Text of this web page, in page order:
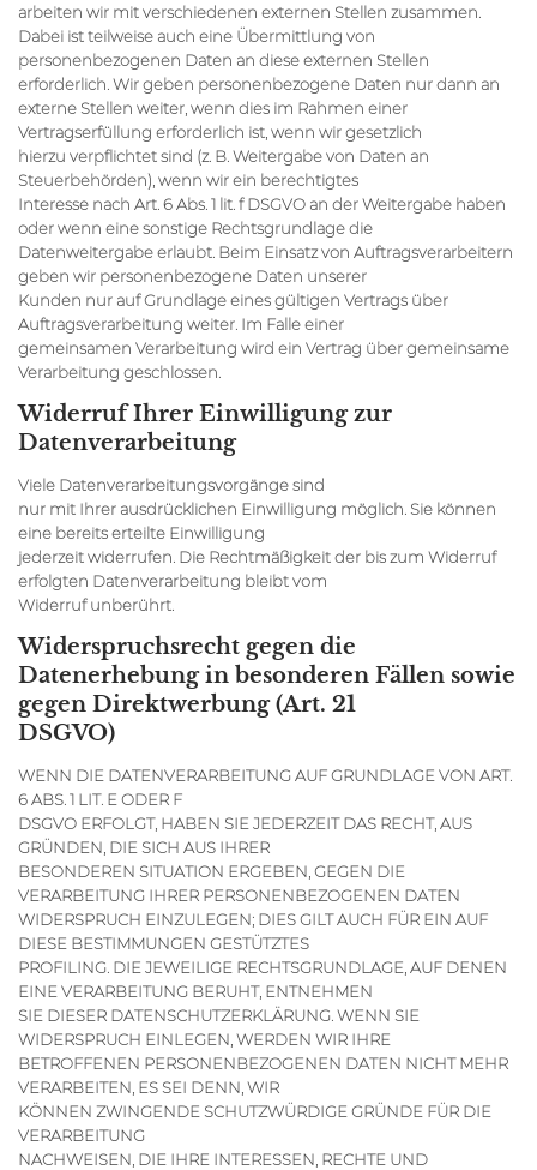
arbeiten wir mit verschiedenen externen Stellen zusammen.
Dabei ist teilweise auch eine Übermittlung von
personenbezogenen Daten an diese externen Stellen
erforderlich. Wir geben personenbezogene Daten nur dann an
externe Stellen weiter, wenn dies im Rahmen einer
Vertragserfüllung erforderlich ist, wenn wir gesetzlich
hierzu verpflichtet sind (z. B. Weitergabe von Daten an
Steuerbehörden), wenn wir ein berechtigtes
Interesse nach Art. 6 Abs. 1 lit. f DSGVO an der Weitergabe haben
oder wenn eine sonstige Rechtsgrundlage die
Datenweitergabe erlaubt. Beim Einsatz von Auftragsverarbeitern
geben wir personenbezogene Daten unserer
Kunden nur auf Grundlage eines gültigen Vertrags über
Auftragsverarbeitung weiter. Im Falle einer
gemeinsamen Verarbeitung wird ein Vertrag über gemeinsame
Verarbeitung geschlossen.
Widerruf Ihrer Einwilligung zur
Datenverarbeitung
Viele Datenverarbeitungsvorgänge sind
nur mit Ihrer ausdrücklichen Einwilligung möglich. Sie können
eine bereits erteilte Einwilligung
jederzeit widerrufen. Die Rechtmäßigkeit der bis zum Widerruf
erfolgten Datenverarbeitung bleibt vom
Widerruf unberührt.
Widerspruchsrecht gegen die
Datenerhebung in besonderen Fällen sowie
gegen Direktwerbung (Art. 21
DSGVO)
WENN DIE DATENVERARBEITUNG AUF GRUNDLAGE VON ART.
6 ABS. 1 LIT. E ODER F
DSGVO ERFOLGT, HABEN SIE JEDERZEIT DAS RECHT, AUS
GRÜNDEN, DIE SICH AUS IHRER
BESONDEREN SITUATION ERGEBEN, GEGEN DIE
VERARBEITUNG IHRER PERSONENBEZOGENEN DATEN
WIDERSPRUCH EINZULEGEN; DIES GILT AUCH FÜR EIN AUF
DIESE BESTIMMUNGEN GESTÜTZTES
PROFILING. DIE JEWEILIGE RECHTSGRUNDLAGE, AUF DENEN
EINE VERARBEITUNG BERUHT, ENTNEHMEN
SIE DIESER DATENSCHUTZERKLÄRUNG. WENN SIE
WIDERSPRUCH EINLEGEN, WERDEN WIR IHRE
BETROFFENEN PERSONENBEZOGENEN DATEN NICHT MEHR
VERARBEITEN, ES SEI DENN, WIR
KÖNNEN ZWINGENDE SCHUTZWÜRDIGE GRÜNDE FÜR DIE
VERARBEITUNG
NACHWEISEN, DIE IHRE INTERESSEN, RECHTE UND